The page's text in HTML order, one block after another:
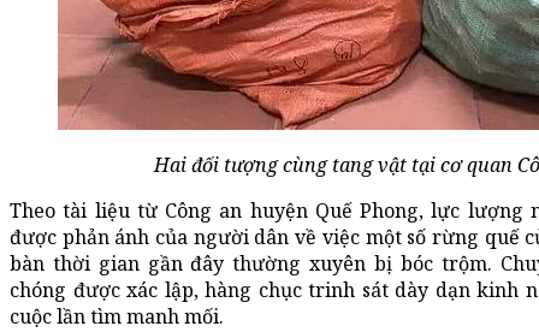
Hai đối tượng cùng tang vật tại cơ quan
Theo tài liệu từ Công an huyện Quế Phong, lực lượng
được phản ánh của người dân về việc một số rừng quế
bàn thời gian gần đây thường xuyên bị bóc trộm.
chóng được xác lập, hàng chục trinh sát dày dạn kinh
cuộc lần tìm manh mối.